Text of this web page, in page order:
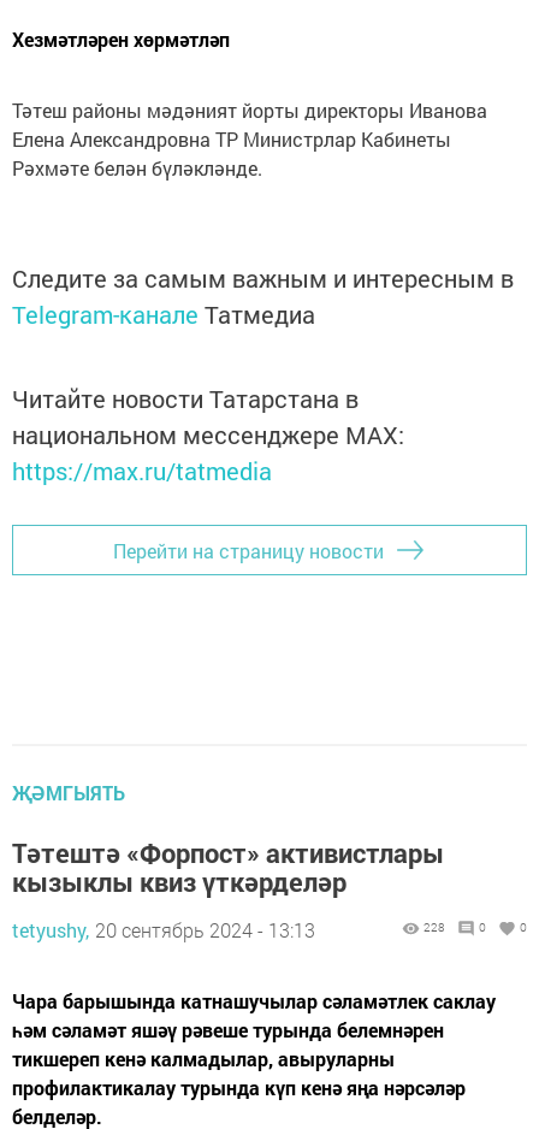
Хезмәтләрен хөрмәтләп
Тәтеш районы мәдәният йорты директоры Иванова
Елена Александровна ТР Министр­лар Кабинеты
Рәхмәте белән бүләкләнде.
Следите за самым важным и интересным в
Telegram-канале Татмедиа
Читайте новости Татарстана в
национальном мессенджере MАХ:
https://max.ru/tatmedia
Перейти на страницу новости
ҖӘМГЫЯТЬ
Тәтештә «Форпост» активистлары
кызыклы квиз үткәрделәр
tetyushy, 20 сентябрь 2024 - 13:13 228 0 0
Чара барышында катнашучылар сәламәтлек саклау
һәм сәламәт яшәү рәвеше турында белемнәрен
тикшереп кенә калмадылар, авыруларны
профилактикалау турында күп кенә яңа нәрсәләр
белделәр.